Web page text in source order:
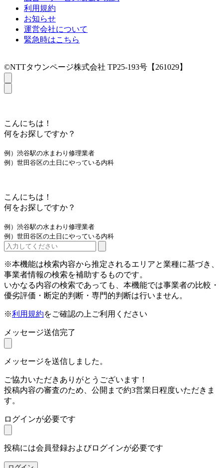
利用規約
お知らせ
運営会社について
緊急時はこちら
©NTTタウンページ株式会社 TP25-193号【261029】
こんにちは！
何をお探しですか？
例）渋谷駅の水まわり修理業者
例）世田谷区の土日にやっている内科
こんにちは！
何をお探しですか？
例）渋谷駅の水まわり修理業者
例）世田谷区の土日にやっている内科
※本機能は検索内容から推定されるエリアと業種に基づき、
事業者情報の検索を補助するものです。
いかなる内容の検索であっても、本機能では事業者の比較・
優劣評価・断定的判断・専門的判断は行いません。
※利用規約をご確認の上ご利用ください
メッセージ送信完了
メッセージを送信しました。
ご協力いただきありがとうございます！
投稿内容の審査のため、公開まで約3営業日程度いただきま
す。
ログインが必要です
投稿には会員登録およびログインが必要です